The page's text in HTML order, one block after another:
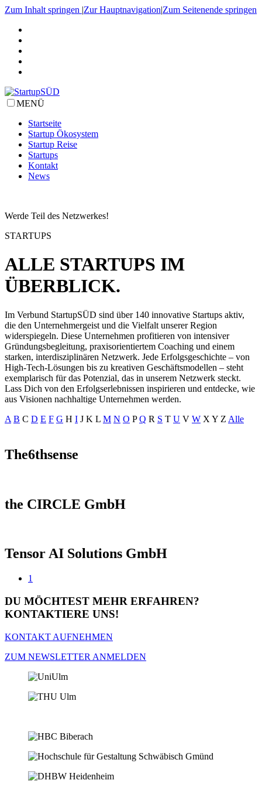
Zum Inhalt springen |Zur Hauptnavigation|Zum Seitenende springen
MENÜ
Startseite
Startup Ökosystem
Startup Reise
Startups
Kontakt
News
Werde Teil des Netzwerkes!
STARTUPS
ALLE STARTUPS IM
ÜBERBLICK.
Im Verbund StartupSÜD sind über 140 innovative Startups aktiv,
die den Unternehmergeist und die Vielfalt unserer Region
widerspiegeln. Diese Unternehmen profitieren von intensiver
Gründungsbegleitung, praxisorientiertem Coaching und einem
starken, interdisziplinären Netzwerk. Jede Erfolgsgeschichte – von
High-Tech-Lösungen bis zu kreativen Geschäftsmodellen – steht
exemplarisch für das Potenzial, das in unserem Netzwerk steckt.
Lass Dich von den Erfolgserlebnissen inspirieren und entdecke, wie
aus Visionen nachhaltige Unternehmen werden.
A B C D E F G H I J K L M N O P Q R S T U V W X Y Z Alle
The6thsense
the CIRCLE GmbH
Tensor AI Solutions GmbH
1
DU MÖCHTEST MEHR ERFAHREN?
KONTAKTIERE UNS!
KONTAKT AUFNEHMEN
ZUM NEWSLETTER ANMELDEN